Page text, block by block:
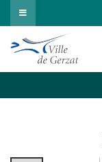
Passer
au
contenu